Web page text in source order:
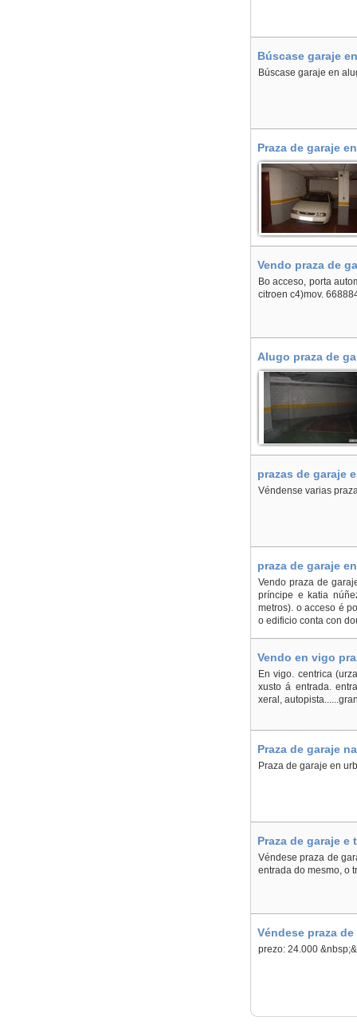
Búscase garaje
Búscase garaje en
Praza de garaje
Vendo praza de
Bo acceso, porta
citroen c4)mov.
Alugo praza de
prazas de garaje
Véndense varias
praza de garaje
Vendo praza de
príncipe e katia
metros). o acceso é
o edificio conta con
Vendo en vigo
En vigo. centrica
xusto á entrada.
xeral,
Praza de garaje
Praza de garaje en
Praza de garaje
Véndese praza de
entrada do mesmo, o
Véndese praza
prezo: 24.000